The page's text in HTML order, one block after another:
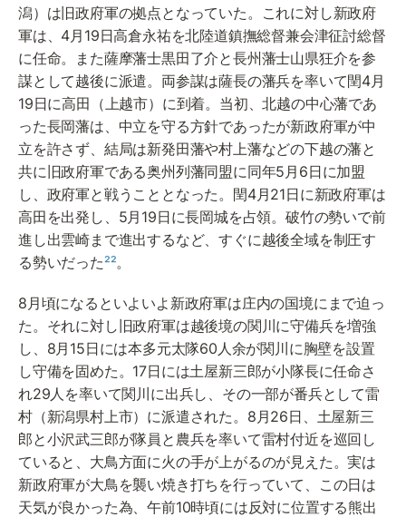
潟）は旧政府軍の拠点となっていた。これに対し新政府
軍は、4月19日高倉永祐を北陸道鎮撫総督兼会津征討総督
に任命。また薩摩藩士黒田了介と長州藩士山県狂介を参
謀として越後に派遣。両参謀は薩長の藩兵を率いて閏4月
19日に高田（上越市）に到着。当初、北越の中心藩であ
った長岡藩は、中立を守る方針であったが新政府軍が中
立を許さず、結局は新発田藩や村上藩などの下越の藩と
共に旧政府軍である奥州列藩同盟に同年5月6日に加盟
し、政府軍と戦うこととなった。閏4月21日に新政府軍は
高田を出発し、5月19日に長岡城を占領。破竹の勢いで前
進し出雲崎まで進出するなど、すぐに越後全域を制圧す
る勢いだった²²。
8月頃になるといよいよ新政府軍は庄内の国境にまで迫っ
た。それに対し旧政府軍は越後境の関川に守備兵を増強
し、8月15日には本多元太隊60人余が関川に胸壁を設置
し守備を固めた。17日には土屋新三郎が小隊長に任命さ
れ29人を率いて関川に出兵し、その一部が番兵として雷
村（新潟県村上市）に派遣された。8月26日、土屋新三
郎と小沢武三郎が隊員と農兵を率いて雷村付近を巡回し
ていると、大鳥方面に火の手が上がるのが見えた。実は
新政府軍が大鳥を襲い焼き打ちを行っていて、この日は
天気が良かった為、午前10時頃には反対に位置する熊出